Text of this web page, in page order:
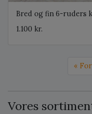
Bred og fin 6-ruders
1.100 kr.
«
Vores